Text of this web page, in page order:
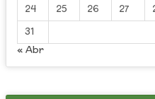
24
25 26 27
31
« Abr